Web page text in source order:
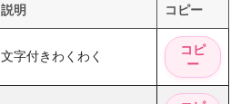
説明 コピー
文字付きわくわく